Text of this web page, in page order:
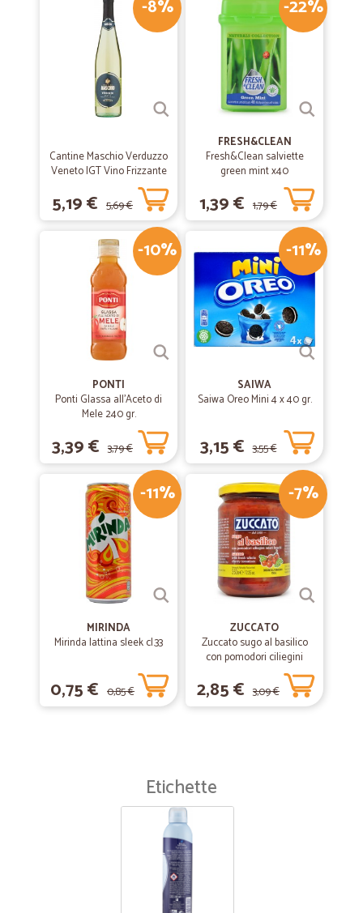
-8%
Cantine Maschio Verduzzo
Veneto IGT Vino Frizzante
5,19 € 5,69 €
-22%
FRESH&CLEAN
Fresh&Clean salviette
green mint x40
1,39 € 1,79 €
-10%
PONTI
Ponti Glassa all'Aceto di
Mele 240 gr.
3,39 € 3,79 €
-11%
SAIWA
Saiwa Oreo Mini 4 x 40 gr.
3,15 € 3,55 €
-11%
MIRINDA
Mirinda lattina sleek cl.33
0,75 € 0,85 €
-7%
ZUCCATO
Zuccato sugo al basilico
con pomodori ciliegini
interi freschi gr.370
2,85 € 3,09 €
Etichette